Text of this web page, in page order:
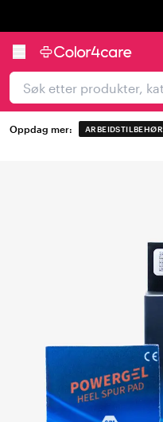
Oppdag mer: ARBEIDSTILBEHØR